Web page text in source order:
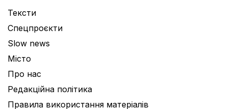
Тексти
Спецпроєкти
Slow news
Місто
Про нас
Редакційна політика
Правила використання матеріалів